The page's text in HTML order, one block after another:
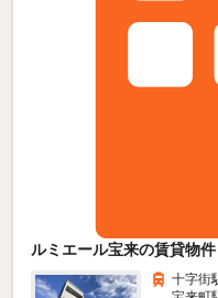
ルミエール宝来の賃貸物件
十字街